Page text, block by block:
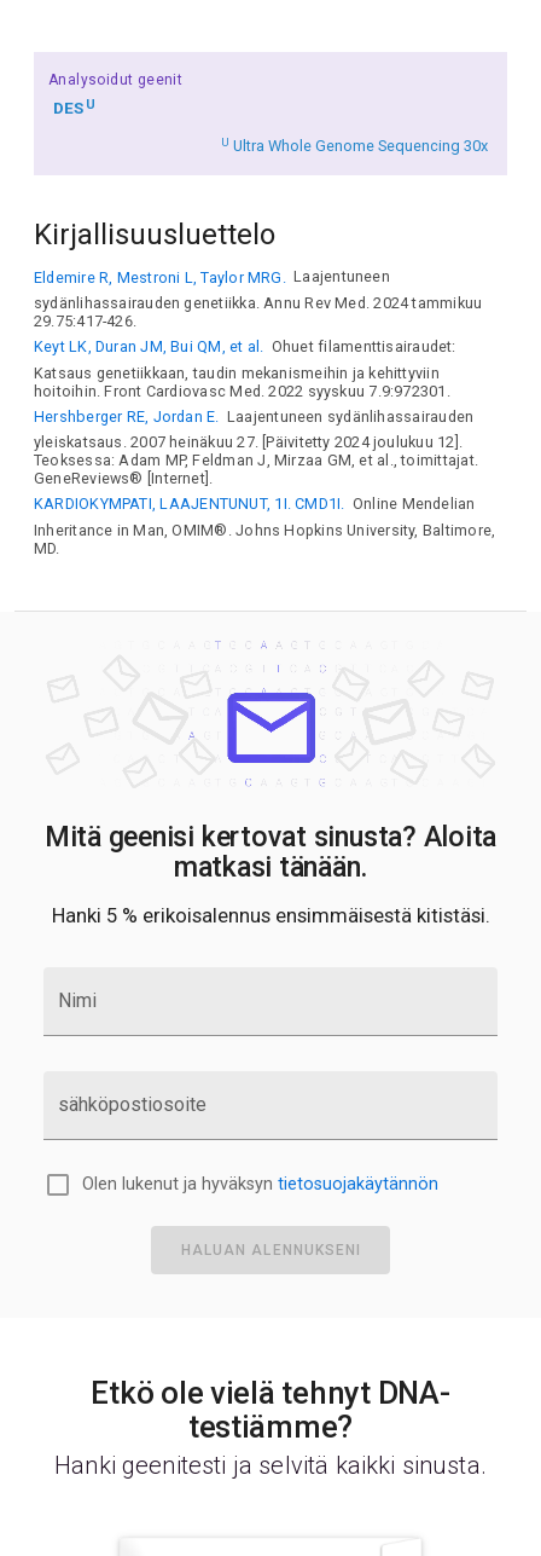
Analysoidut geenit
DES U
U Ultra Whole Genome Sequencing 30x
Kirjallisuusluettelo
Eldemire R, Mestroni L, Taylor MRG.
Laajentuneen
sydänlihassairauden genetiikka. Annu Rev Med. 2024 tammikuu
29.75:417-426.
Keyt LK, Duran JM, Bui QM, et al. Ohuet filamenttisairaudet:
Katsaus genetiikkaan, taudin mekanismeihin ja kehittyviin
hoitoihin. Front Cardiovasc Med. 2022 syyskuu 7.9:972301.
Hershberger RE, Jordan E.
Laajentuneen sydänlihassairauden
yleiskatsaus. 2007 heinäkuu 27. [Päivitetty 2024 joulukuu 12].
Teoksessa: Adam MP, Feldman J, Mirzaa GM, et al., toimittajat.
GeneReviews® [Internet].
KARDIOKYMPATI, LAAJENTUNUT, 1I. CMD1I. Online Mendelian
Inheritance in Man, OMIM®. Johns Hopkins University, Baltimore,
MD.
Mitä geenisi kertovat sinusta? Aloita
matkasi tänään.
Hanki 5 % erikoisalennus ensimmäisestä kitistäsi.
Nimi
sähköpostiosoite
Olen lukenut ja hyväksyn tietosuojakäytännön
HALUAN ALENNUKSENI
Etkö ole vielä tehnyt DNA-
testiämme?
Hanki geenitesti ja selvitä kaikki sinusta.